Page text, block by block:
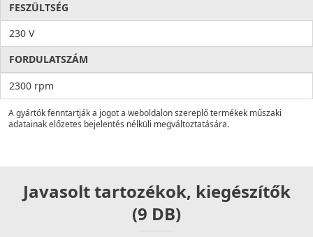
FESZÜLTSÉG
230 V
FORDULATSZÁM
2300 rpm
A gyártók fenntartják a jogot a weboldalon szereplő termékek műszaki
adatainak előzetes bejelentés nélküli megváltoztatására.
Javasolt tartozékok, kiegészítők
(9 DB)